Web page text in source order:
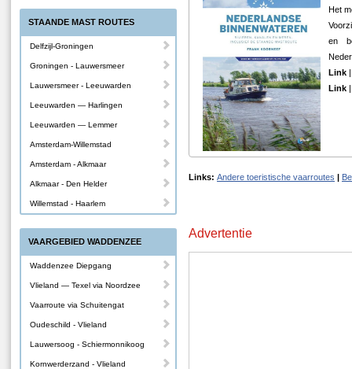
Het
en
Link
Link
Links: Andere toeristische vaarroutes |
Advertentie
STAANDE MAST ROUTES
Delfzijl-Groningen
Groningen - Lauwersmeer
Lauwersmeer - Leeuwarden
Leeuwarden — Harlingen
Leeuwarden — Lemmer
Amsterdam-Willemstad
Amsterdam - Alkmaar
Alkmaar - Den Helder
Willemstad - Haarlem
VAARGEBIED WADDENZEE
Waddenzee Diepgang
Vlieland — Texel via Noordzee
Vaarroute via Schuitengat
Oudeschild - Vlieland
Lauwersoog - Schiermonnikoog
Kornwerderzand - Vlieland